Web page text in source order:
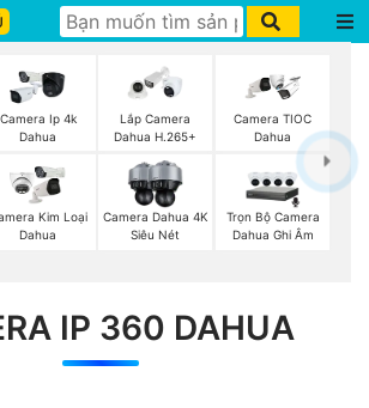
Camera Ip 4k
Dahua
Lắp Camera
Dahua H.265+
Camera TIOC
Dahua
Kim Loại
Dahua
Camera Dahua 4K
Siêu Nét
Trọn Bộ Camera
Dahua Ghi Âm
IP 360 DAHUA